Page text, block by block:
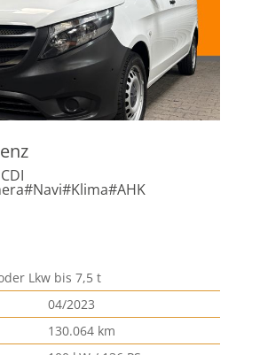
Lkw bis 7,5 t
04/2023
130.064 km